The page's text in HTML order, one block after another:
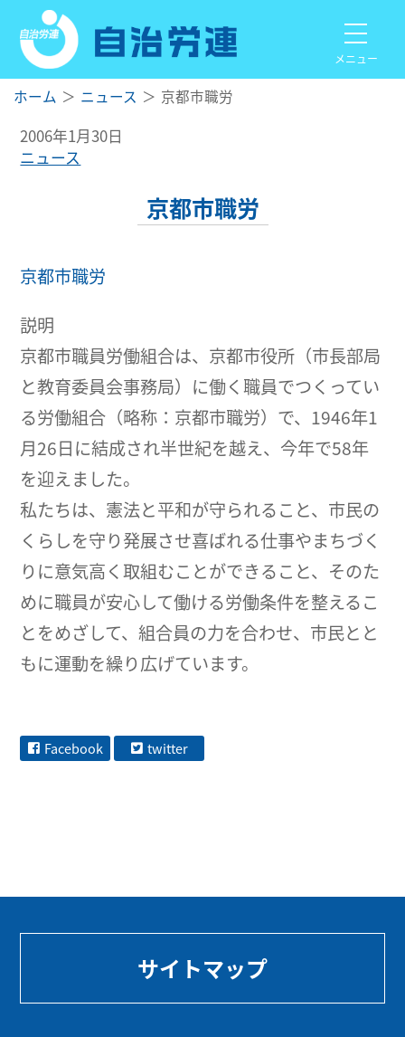
メニュー
ホーム ニュース 京都市職労
2006年1月30日
ニュース
京都市職労
京都市職労
説明
京都市職員労働組合は、京都市役所（市長部局
と教育委員会事務局）に働く職員でつくってい
る労働組合（略称：京都市職労）で、1946年1
月26日に結成され半世紀を越え、今年で58年
を迎えました。
私たちは、憲法と平和が守られること、市民の
くらしを守り発展させ喜ばれる仕事やまちづく
りに意気高く取組むことができること、そのた
めに職員が安心して働ける労働条件を整えるこ
とをめざして、組合員の力を合わせ、市民とと
もに運動を繰り広げています。
Facebook twitter
サイトマップ